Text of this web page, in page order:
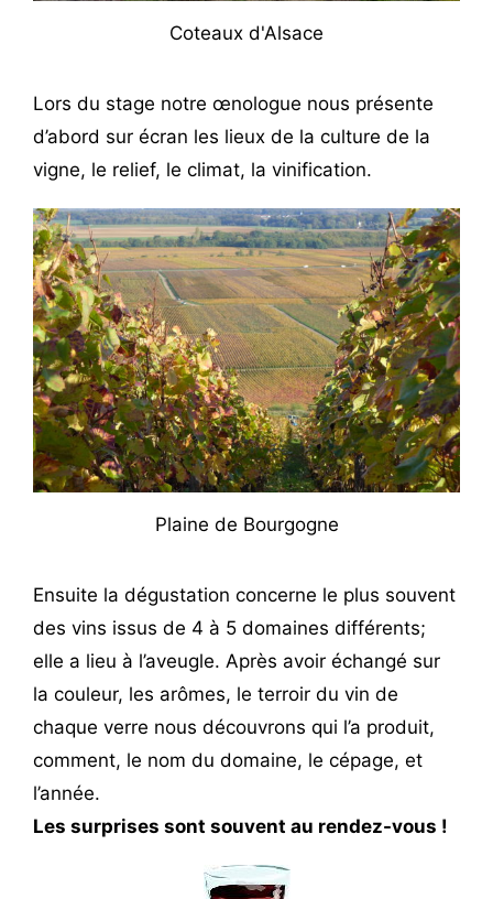
Coteaux d'Alsace
Lors du stage notre œnologue nous présente
d’abord sur écran les lieux de la culture de la
vigne, le relief, le climat, la vinification.
Plaine de Bourgogne
Ensuite la dégustation concerne le plus souvent
des vins issus de 4 à 5 domaines différents;
elle a lieu à l’aveugle. Après avoir échangé sur
la couleur, les arômes, le terroir du vin de
chaque verre nous découvrons qui l’a produit,
comment, le nom du domaine, le cépage, et
l’année.
Les surprises sont souvent au rendez-vous !